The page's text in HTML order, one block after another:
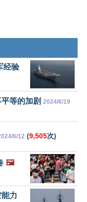
经验
等的加剧 2024/6/19
6/12 (9,505次)
🖼️
力